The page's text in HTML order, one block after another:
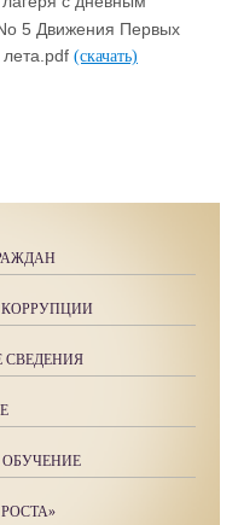
5 Движения Первых
(скачать)
СВЕДЕНИЯ